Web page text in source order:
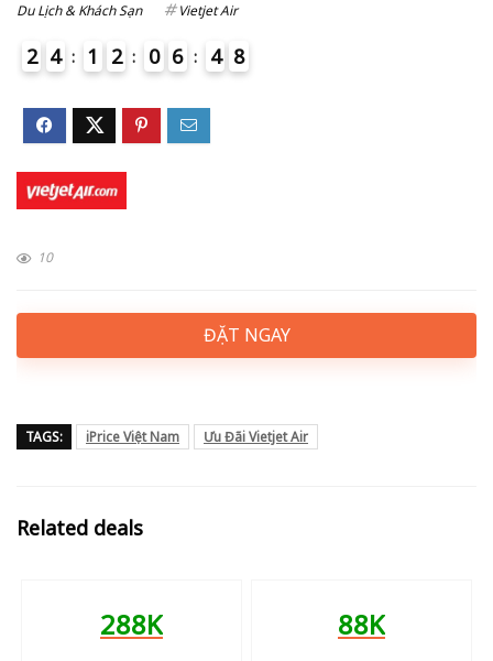
Du Lịch & Khách Sạn Vietjet Air
2 4 1 2 0 6 4 8
10
ĐẶT NGAY
TAGS: iPrice Việt Nam Ưu Đãi Vietjet Air
Related deals
288K 88K